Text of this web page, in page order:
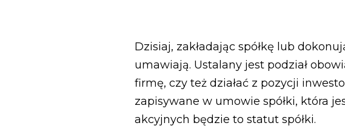
Dzisiaj, zakładając spółkę lub
umawiają. Ustalany jest podział
firmę, czy też działać z pozycji
zapisywane w umowie spółki, która
akcyjnych będzie to statut spółki.